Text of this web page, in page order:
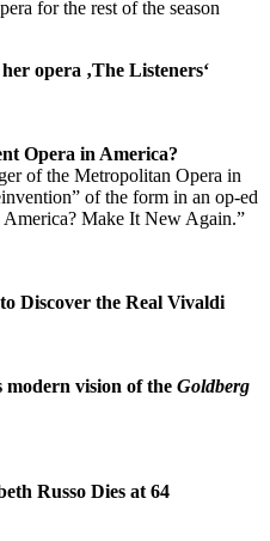
for the rest of the season
opera ‚The Listeners‘
Opera in America?
of the Metropolitan Opera in
of the form in an op-ed
Make It New Again.”
Discover the Real Vivaldi
modern vision of the Goldberg
Russo Dies at 64